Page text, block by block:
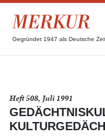
Gegründet 1947 als Deutsche
Heft 508, Juli 1991